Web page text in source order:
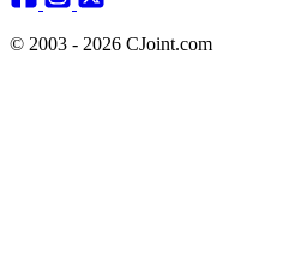
© 2003 - 2026 CJoint.com